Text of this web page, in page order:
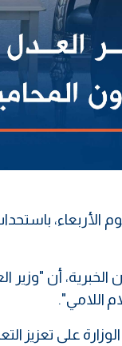
الأربعاء،
الخبرية، أن
اللامي".
على تعزيز